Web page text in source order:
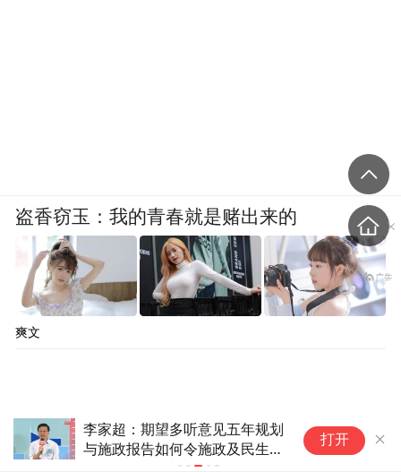
李家超：期望多听意见五年规划
与施政报告如何令施政及民生更
香港故事丨
墨
打开
盗香窃玉：我的青春就是赌出来的
爽文